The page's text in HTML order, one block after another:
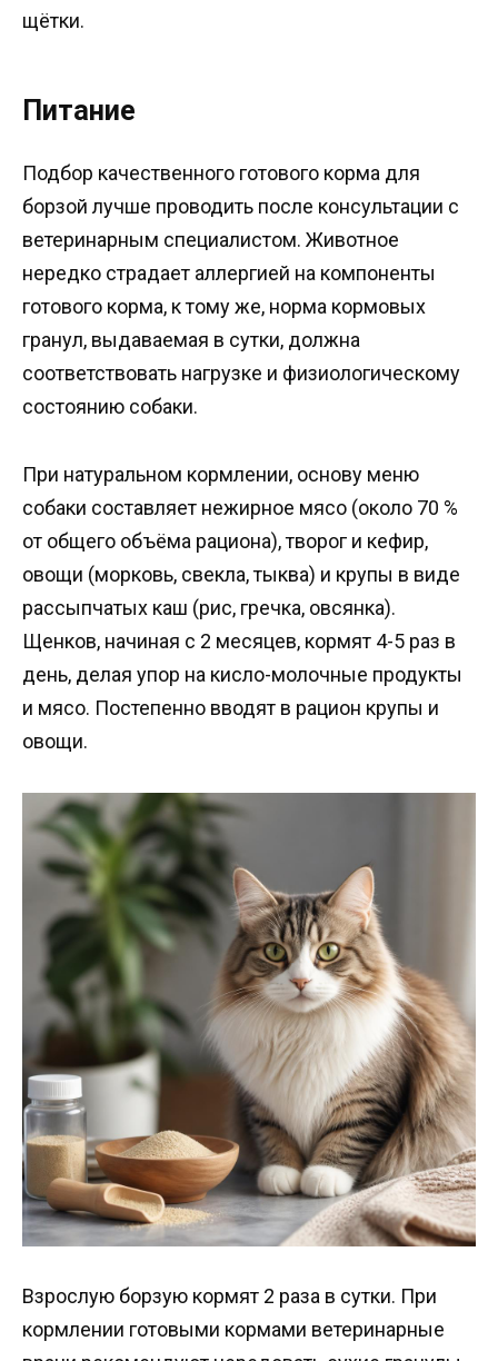
щётки.
Питание
Подбор качественного готового корма для
борзой лучше проводить после консультации с
ветеринарным специалистом. Животное
нередко страдает аллергией на компоненты
готового корма, к тому же, норма кормовых
гранул, выдаваемая в сутки, должна
соответствовать нагрузке и физиологическому
состоянию собаки.
При натуральном кормлении, основу меню
собаки составляет нежирное мясо (около 70 %
от общего объёма рациона), творог и кефир,
овощи (морковь, свекла, тыква) и крупы в виде
рассыпчатых каш (рис, гречка, овсянка).
Щенков, начиная с 2 месяцев, кормят 4-5 раз в
день, делая упор на кисло-молочные продукты
и мясо. Постепенно вводят в рацион крупы и
овощи.
Взрослую борзую кормят 2 раза в сутки. При
кормлении готовыми кормами ветеринарные